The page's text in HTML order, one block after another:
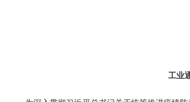
工业